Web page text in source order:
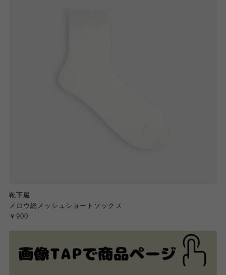
靴下屋
メロウ総メッシュショートソックス
￥900